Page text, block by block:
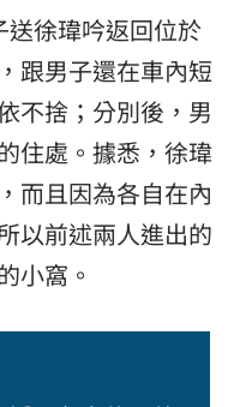
徐瑋吟返回位於
跟男子還在車內短
不捨；分別後，男
住處。據悉，徐瑋
而且因為各自在內
以前述兩人進出的
小窩。